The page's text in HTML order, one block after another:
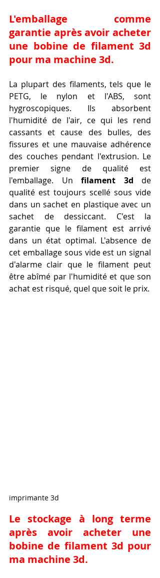
L'emballage comme
garantie après avoir acheter
une bobine de filament 3d
pour ma machine 3d.
La plupart des filaments, tels que le
PETG, le nylon et l'ABS, sont
hygroscopiques. Ils absorbent
l'humidité de l'air, ce qui les rend
cassants et cause des bulles, des
fissures et une mauvaise adhérence
des couches pendant l'extrusion. Le
premier signe de qualité est
l'emballage. Un filament 3d de
qualité est toujours scellé sous vide
dans un sachet en plastique avec un
sachet de dessiccant. C'est la
garantie que le filament est arrivé
dans un état optimal. L'absence de
cet emballage sous vide est un signal
d'alarme clair que le filament peut
être abîmé par l'humidité et que son
achat est risqué, quel que soit le prix.
imprimante 3d
Le stockage à long terme
après avoir acheter une
bobine de filament 3d pour
ma machine 3d.